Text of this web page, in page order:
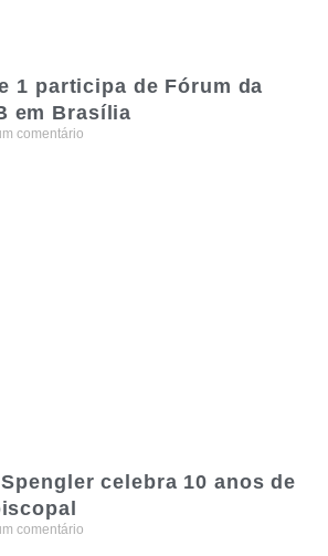
1 participa de Fórum da
em Brasília
comentário
celebra 10 anos de
comentário